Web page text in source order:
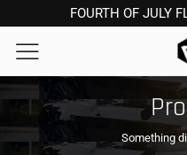
FOURTH OF JULY
Something